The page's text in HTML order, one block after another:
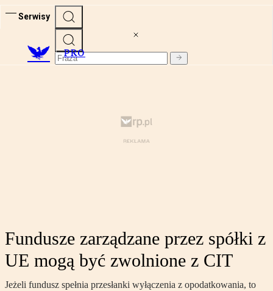
Serwisy
PRO
Fundusze zarządzane przez spółki z
UE mogą być zwolnione z CIT
Jeżeli fundusz spełnia przesłanki wyłączenia z opodatkowania, to